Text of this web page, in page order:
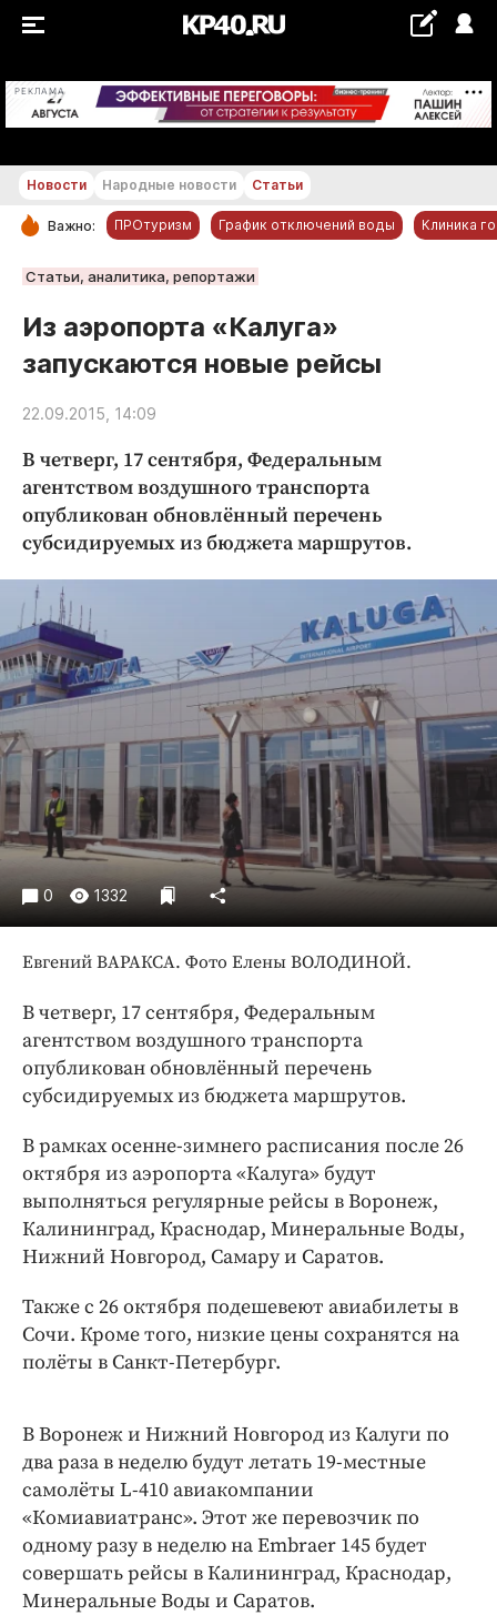
РЕКЛАМА +18...+19 °С
РУБРИКИ
Новости компаний
Статьи
Народные новости
Авто и транспорт
Благоустройство
Криминал
Культура
Недвижимость и ЖКХ
Образование
Общество
Погода
Праздники
Происшествия
Спорт
Экономика и бизнес
ПРОЕКТЫ
Блоги
Издания
Медиаперсона
Интересное чтиво
Клиника года
Бренд года
Работодатель года
Новости Народные новости Статьи
Важно: ПРОтуризм График отключений воды Клиника
Статьи, аналитика, репортажи
Из аэропорта «Калуга»
запускаются новые рейсы
22.09.2015, 14:09
В четверг, 17 сентября, Федеральным
агентством воздушного транспорта
опубликован обновлённый перечень
субсидируемых из бюджета маршрутов.
0 1332
Евгений ВАРАКСА. Фото Елены ВОЛОДИНОЙ.
В четверг, 17 сентября, Федеральным
агентством воздушного транспорта
опубликован обновлённый перечень
субсидируемых из бюджета маршрутов.
В рамках осенне-зимнего расписания после 26
октября из аэропорта «Калуга» будут
выполняться регулярные рейсы в Воронеж,
Калининград, Краснодар, Минеральные Воды,
Нижний Новгород, Самару и Саратов.
Также с 26 октября подешевеют авиабилеты в
Сочи. Кроме того, низкие цены сохранятся на
полёты в Санкт-Петербург.
В Воронеж и Нижний Новгород из Калуги по
два раза в неделю будут летать 19-местные
самолёты L-410 авиакомпании
«Комиавиатранс». Этот же перевозчик по
одному разу в неделю на Embraer 145 будет
совершать рейсы в Калининград, Краснодар,
Минеральные Воды и Саратов.